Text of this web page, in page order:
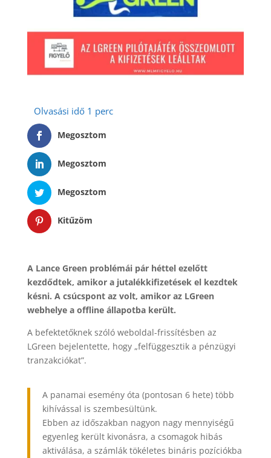
Megosztom
Megosztom
Megosztom
Kitűzöm
A Lance Green problémái pár héttel ezelőtt
kezdődtek, amikor a jutalékkifizetések el kezdtek
késni. A csúcspont az volt, amikor az LGreen
webhelye a offline állapotba került.
A befektetőknek szóló weboldal-frissítésben az
LGreen bejelentette, hogy „felfüggesztik a pénzügyi
tranzakciókat”.
A panamai esemény óta (pontosan 6 hete) több
kihívással is szembesültünk.
Ebben az időszakban nagyon nagy mennyiségű
egyenleg került kivonásra, a csomagok hibás
aktiválása, a számlák tökéletes bináris pozíciókba